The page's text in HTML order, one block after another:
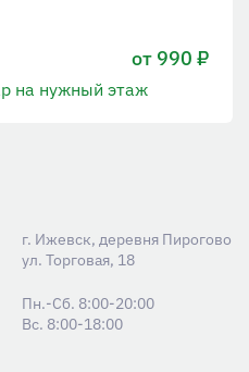
от 990 ₽
на нужный этаж
г. Ижевск, деревня Пирогово
ул. Торговая, 18
Пн.-Сб. 8:00-20:00
Вс. 8:00-18:00